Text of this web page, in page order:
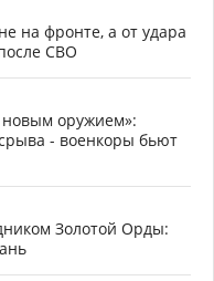
на фронте, а от удара
СВО
оружием»:
- военкоры бьют
Золотой Орды: